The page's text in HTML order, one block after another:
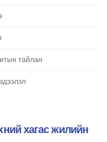
тайлан
хагас жилийн